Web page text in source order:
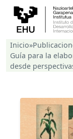
Inicio»
Guía para la
desde